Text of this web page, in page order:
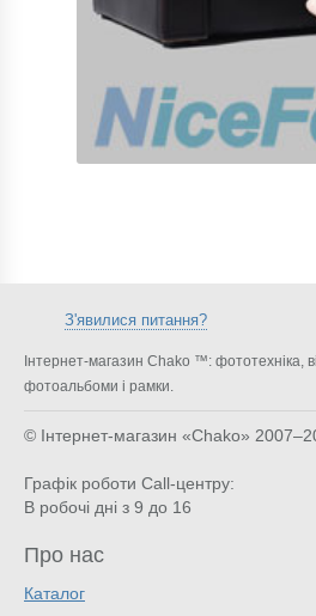
З'явилися питання?
Інтернет-магазин Chako ™: фототехніка,
фотоальбоми і рамки.
© Інтернет-магазин «Chako»
Графік роботи Call-центру:
В робочі дні з 9 до 16
Про нас
Каталог